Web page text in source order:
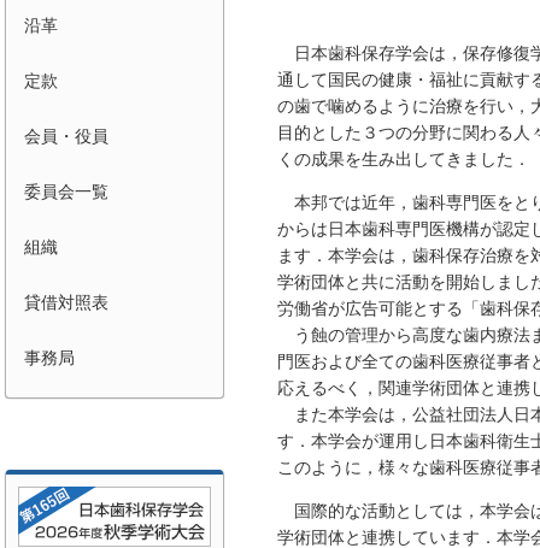
日本歯科保存学会は，保存修
通して国民の健康・福祉に貢献す
の歯で噛めるように治療を行い，
目的とした３つの分野に関わる
くの成果を生み出してきました．
本邦では近年，歯科専門医をと
からは日本歯科専門医機構が認定
ます．本学会は，歯科保存治療
学術団体と共に活動を開始しまし
労働省が広告可能とする「歯科保
う蝕の管理から高度な歯内療
門医および全ての歯科医療従事
応えるべく，関連学術団体と連
また本学会は，公益社団法人
す．本学会が運用し日本歯科衛生
このように，様々な歯科医療従
国際的な活動としては，本学会
学術団体と連携しています．本学
沿革
定款
会員・役員
委員会一覧
組織
貸借対照表
事務局